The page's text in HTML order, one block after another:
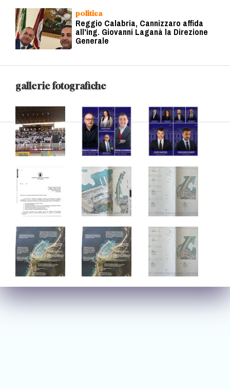
politica
Reggio Calabria, Cannizzaro affida
all'ing. Giovanni Laganà la Direzione
Generale
gallerie fotografiche